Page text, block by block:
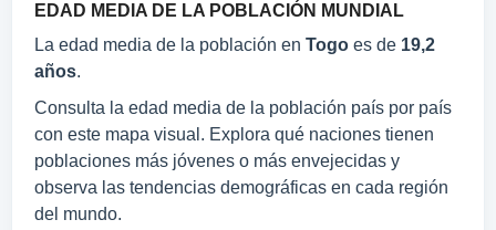
EDAD MEDIA DE LA POBLACIÓN MUNDIAL
La edad media de la población en Togo es de 19,2
años.
Consulta la edad media de la población país por país
con este mapa visual. Explora qué naciones tienen
poblaciones más jóvenes o más envejecidas y
observa las tendencias demográficas en cada región
del mundo.